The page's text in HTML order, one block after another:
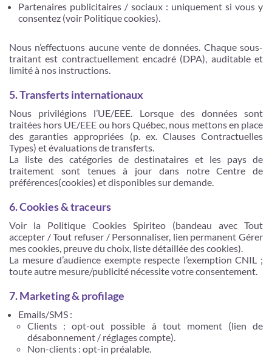
Partenaires publicitaires / sociaux : uniquement si vous y
consentez (voir Politique cookies).
Nous n’effectuons aucune vente de données. Chaque sous-
traitant est contractuellement encadré (DPA), auditable et
limité à nos instructions.
5. Transferts internationaux
Nous privilégions l’UE/EEE. Lorsque des données sont
traitées hors UE/EEE ou hors Québec, nous mettons en place
des garanties appropriées (p. ex. Clauses Contractuelles
Types) et évaluations de transferts.
La liste des catégories de destinataires et les pays de
traitement sont tenues à jour dans notre Centre de
préférences(cookies) et disponibles sur demande.
6. Cookies & traceurs
Voir la Politique Cookies Spiriteo (bandeau avec Tout
accepter / Tout refuser / Personnaliser, lien permanent Gérer
mes cookies, preuve du choix, liste détaillée des cookies).
La mesure d’audience exempte respecte l’exemption CNIL ;
toute autre mesure/publicité nécessite votre consentement.
7. Marketing & profilage
Emails/SMS :
Clients : opt-out possible à tout moment (lien de
désabonnement / réglages compte).
Non-clients : opt-in préalable.